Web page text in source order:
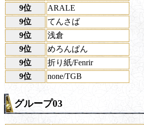
9位
ARALE
9位
てんさば
9位
浅倉
9位
めろんぱん
9位
折り紙/Fenrir
9位
none/TGB
グループ03